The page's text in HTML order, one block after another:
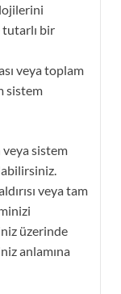
tutarlı bir
veya toplam
sistem
sistem
veya tam
üzerinde
anlamına